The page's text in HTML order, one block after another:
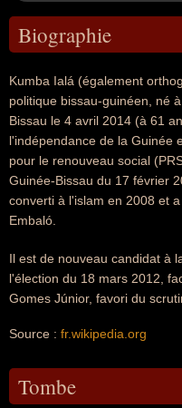
Biographie
Kumba Ialá (également
politique bissau-guinéen, né
Bissau le 4 avril 2014 (à 61
l'indépendance de la Guinée
pour le renouveau social
Guinée-Bissau du 17 février
converti à l'islam en 2008 et
Embaló.
Il est de nouveau candidat à
l'élection du 18 mars 2012,
Gomes Júnior, favori du
Source : fr.wikipedia.org
Tombe